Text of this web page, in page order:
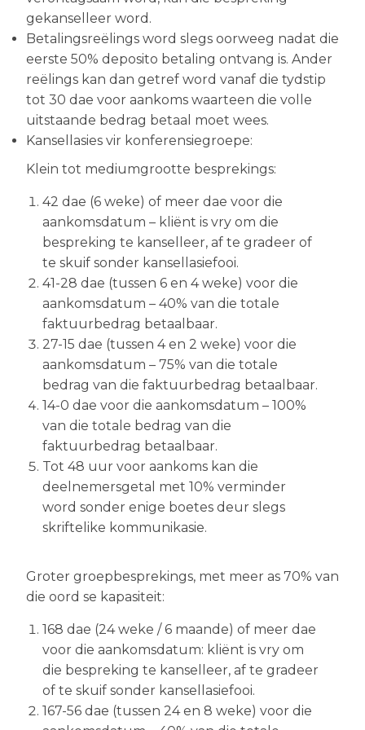
gekanselleer word.
Betalingsreëlings word slegs oorweeg nadat die
eerste 50% deposito betaling ontvang is. Ander
reëlings kan dan getref word vanaf die tydstip
tot 30 dae voor aankoms waarteen die volle
uitstaande bedrag betaal moet wees.
Kansellasies vir konferensiegroepe:
Klein tot mediumgrootte besprekings:
42 dae (6 weke) of meer dae voor die
aankomsdatum – kliënt is vry om die
bespreking te kanselleer, af te gradeer of
te skuif sonder kansellasiefooi.
41-28 dae (tussen 6 en 4 weke) voor die
aankomsdatum – 40% van die totale
faktuurbedrag betaalbaar.
27-15 dae (tussen 4 en 2 weke) voor die
aankomsdatum – 75% van die totale
bedrag van die faktuurbedrag betaalbaar.
14-0 dae voor die aankomsdatum – 100%
van die totale bedrag van die
faktuurbedrag betaalbaar.
Tot 48 uur voor aankoms kan die
deelnemersgetal met 10% verminder
word sonder enige boetes deur slegs
skriftelike kommunikasie.
Groter groepbesprekings, met meer as 70% van
die oord se kapasiteit:
168 dae (24 weke / 6 maande) of meer dae
voor die aankomsdatum: kliënt is vry om
die bespreking te kanselleer, af te gradeer
of te skuif sonder kansellasiefooi.
167-56 dae (tussen 24 en 8 weke) voor die